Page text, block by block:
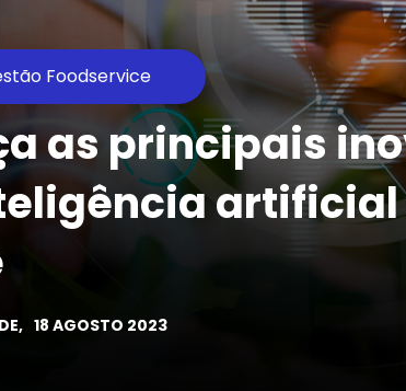
Foodservice
as principais
artificial
18 AGOSTO 2023